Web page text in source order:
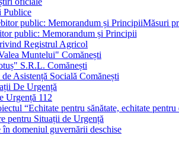
Publice
Măsuri
public: Memorandum și Principii
Registrul Agricol
Muntelui" Comănești
S.R.L. Comănești
Asistență Socială Comănești
De Urgență
Urgență 112
“Echitate pentru sănătate, echitate
pentru Situații de Urgență
domeniul guvernării deschise